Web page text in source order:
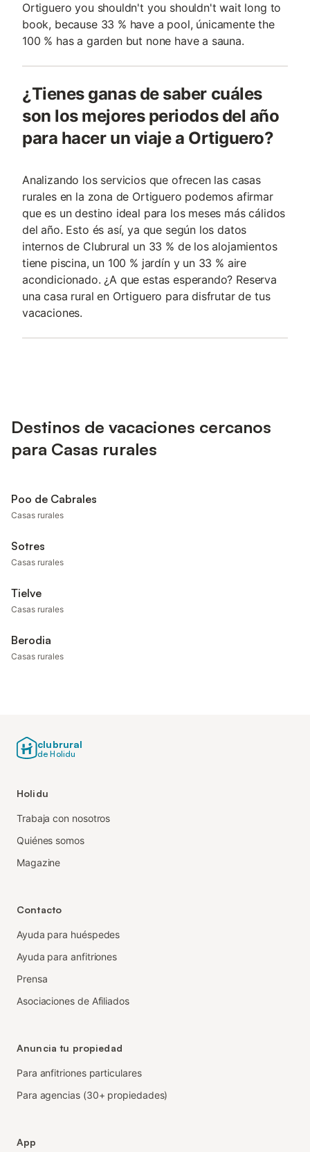
Ortiguero you shouldn't you shouldn't wait long to
book, because 33 % have a pool, únicamente the
100 % has a garden but none have a sauna.
¿Tienes ganas de saber cuáles
son los mejores periodos del año
para hacer un viaje a Ortiguero?
Analizando los servicios que ofrecen las casas
rurales en la zona de Ortiguero podemos afirmar
que es un destino ideal para los meses más cálidos
del año. Esto és así, ya que según los datos
internos de Clubrural un 33 % de los alojamientos
tiene piscina, un 100 % jardín y un 33 % aire
acondicionado. ¿A que estas esperando? Reserva
una casa rural en Ortiguero para disfrutar de tus
vacaciones.
Destinos de vacaciones cercanos
para Casas rurales
Poo de Cabrales
Casas rurales
Sotres
Casas rurales
Tielve
Casas rurales
Berodia
Casas rurales
clubrural
de Holidu
Holidu
Trabaja con nosotros
Quiénes somos
Magazine
Contacto
Ayuda para huéspedes
Ayuda para anfitriones
Prensa
Asociaciones de Afiliados
Anuncia tu propiedad
Para anfitriones particulares
Para agencias (30+ propiedades)
App